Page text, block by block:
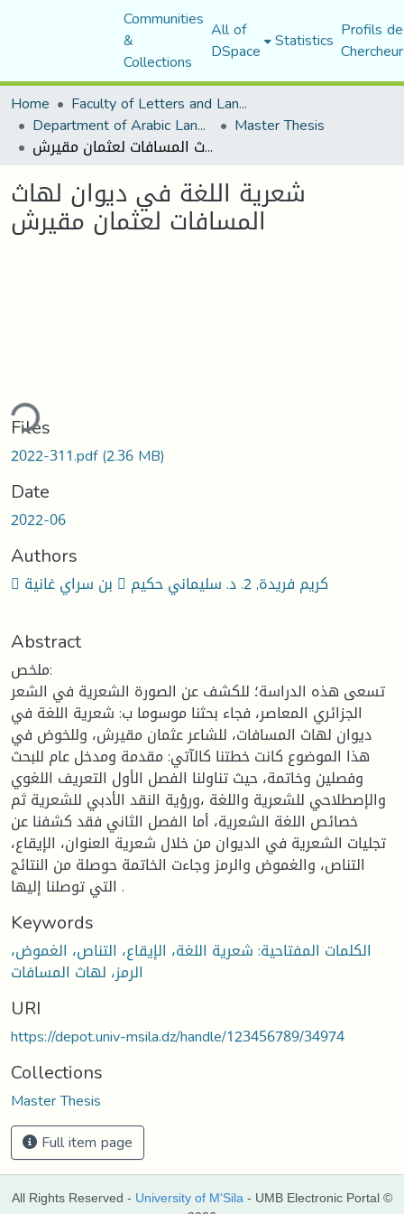
Communities
&
Collections
All of
DSpace Statistics Profils
Home
Faculty of Letters and Languages
Department of Arabic Language and Literature Master Thesis
شعرية اللغة في ديوان لهاث المسافات لعثمان مقيرش
شعرية اللغة في ديوان لهاث
المسافات لعثمان مقيرش
Files
2022-311.pdf(2.36 MB)
Date
2022-06
Authors
 بن سراي غانية  كريم فريدة, 2. د. سليماني حكيم
Abstract
ملخص:
تسعى هذه الدراسة؛ للكشف عن الصورة الشعرية في الشعر
الجزائري المعاصر، فجاء بحثنا موسوما ب: شعرية اللغة في
ديوان لهاث المسافات، للشاعر عثمان مقيرش، وللخوض في
هذا الموضوع كانت خطتنا كالآتي: مقدمة ومدخل عام للبحث
وفصلين وخاتمة، حيث تناولنا الفصل الأول التعريف اللغوي
والإصطلاحي للشعرية واللغة ،ورؤية النقد الأدبي للشعرية ثم
خصائص اللغة الشعرية، أما الفصل الثاني فقد كشفنا عن
تجليات الشعرية في الديوان من خلال شعرية العنوان، الإيقاع،
التناص، والغموض والرمز وجاءت الخاتمة حوصلة من النتائج
التي توصلنا إليها .
Keywords
الكلمات المفتاحية: شعرية اللغة، الإيقاع، التناص، الغموض،
الرمز، لهاث المسافات
URI
https://depot.univ-msila.dz/handle/123456789/34974
Collections
Master Thesis
Full item page
All Rights Reserved - University of M'Sila - UMB Electronic Portal ©